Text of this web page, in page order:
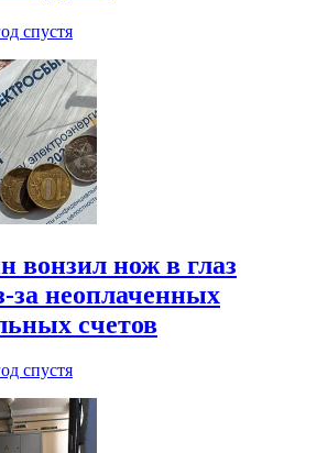
спустя
вонзил нож в глаз
за неоплаченных
счетов
спустя